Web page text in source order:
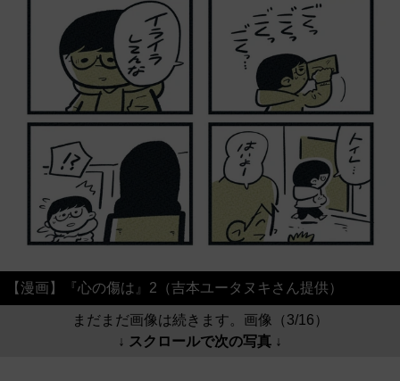
【漫画】『心の傷は』2（吉本ユータヌキさん提供）
まだまだ画像は続きます。画像（3/16）
↓ スクロールで次の写真 ↓